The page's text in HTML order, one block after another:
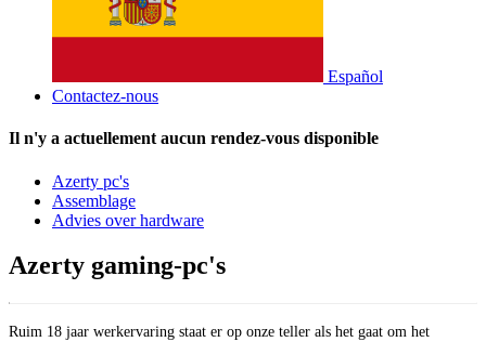
Español
Contactez-nous
Il n'y a actuellement aucun rendez-vous disponible
Azerty pc's
Assemblage
Advies over hardware
Azerty gaming-pc's
Ruim 18 jaar werkervaring staat er op onze teller als het gaat om het